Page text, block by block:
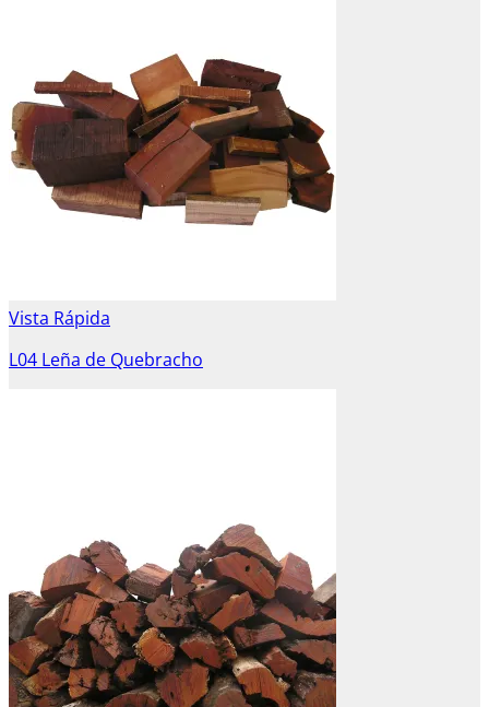
Vista Rápida
L04 Leña de Quebracho